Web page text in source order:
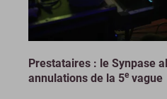
Prestataires : le Synpase
annulations de la 5e vague